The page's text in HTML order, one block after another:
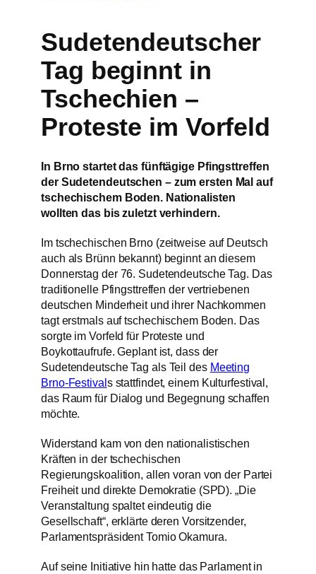
Sudetendeutscher
Tag beginnt in
Tschechien –
Proteste im Vorfeld
In Brno startet das fünftägige Pfingsttreffen
der Sudetendeutschen – zum ersten Mal auf
tschechischem Boden. Nationalisten
wollten das bis zuletzt verhindern.
Im tschechischen Brno (zeitweise auf Deutsch
auch als Brünn bekannt) beginnt an diesem
Donnerstag der 76. Sudetendeutsche Tag. Das
traditionelle Pfingsttreffen der vertriebenen
deutschen Minderheit und ihrer Nachkommen
tagt erstmals auf tschechischem Boden. Das
sorgte im Vorfeld für Proteste und
Boykottaufrufe. Geplant ist, dass der
Sudetendeutsche Tag als Teil des Meeting
Brno-Festivals stattfindet, einem Kulturfestival,
das Raum für Dialog und Begegnung schaffen
möchte.
Widerstand kam von den nationalistischen
Kräften in der tschechischen
Regierungskoalition, allen voran von der Partei
Freiheit und direkte Demokratie (SPD). „Die
Veranstaltung spaltet eindeutig die
Gesellschaft“, erklärte deren Vorsitzender,
Parlamentspräsident Tomio Okamura.
Auf seine Initiative hin hatte das Parlament in